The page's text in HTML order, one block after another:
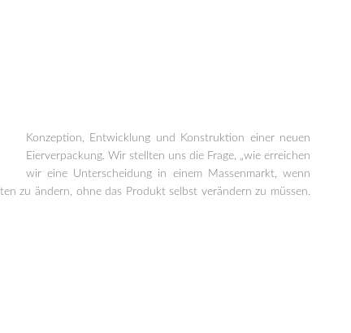
Konzeption, Entwicklung und Konstruktion einer neuen
Eierverpackung. Wir stellten uns die Frage, „wie erreichen
wir eine Unterscheidung in einem Massenmarkt, wenn
zu ändern, ohne das Produkt selbst verändern zu müssen.